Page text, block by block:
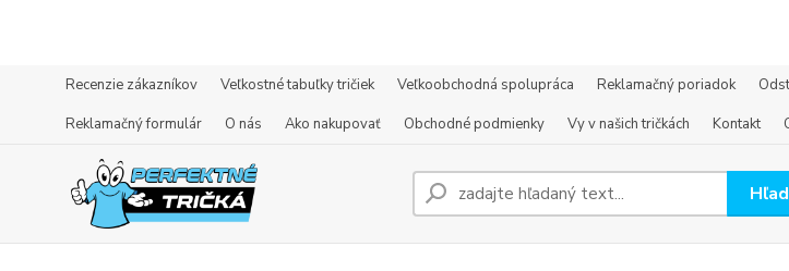
Recenzie zákazníkov Veľkostné tabuľky tričiek Veľkoobchodná spolupráca Reklamačný poriadok
Reklamačný formulár
O nás Ako nakupovať Obchodné podmienky Vy v našich tričkách Kontakt